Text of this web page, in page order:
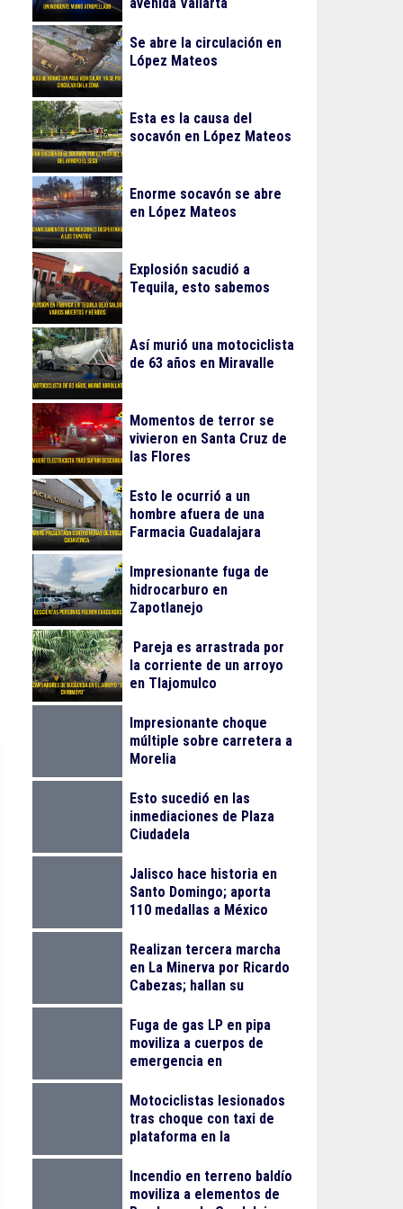
Se abre la circulación en
López Mateos
Esta es la causa del
socavón en López Mateos
Enorme socavón se abre
en López Mateos
Explosión sacudió a
Tequila, esto sabemos
Así murió una motociclista
de 63 años en Miravalle
Momentos de terror se
vivieron en Santa Cruz de
las Flores
Esto le ocurrió a un
hombre afuera de una
Farmacia Guadalajara
Impresionante fuga de
hidrocarburo en
Zapotlanejo
Pareja es arrastrada por
la corriente de un arroyo
en Tlajomulco
Impresionante choque
múltiple sobre carretera a
Morelia
Esto sucedió en las
inmediaciones de Plaza
Ciudadela
Jalisco hace historia en
Santo Domingo; aporta
110 medallas a México
Realizan tercera marcha
en La Minerva por Ricardo
Cabezas; hallan su
Fuga de gas LP en pipa
moviliza a cuerpos de
emergencia en
Motociclistas lesionados
tras choque con taxi de
plataforma en la
Incendio en terreno baldío
moviliza a elementos de